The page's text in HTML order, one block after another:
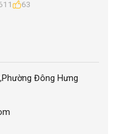
63
Đông Hưng